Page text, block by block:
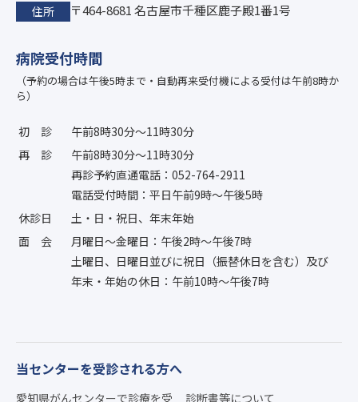
住所 〒464-8681 名古屋市千種区鹿子殿1番1号
病院受付時間
（予約の場合は午後5時まで・自動再来受付機による受付は午前8時か
ら）
初診
午前8時30分〜11時30分
再診
午前8時30分〜11時30分
再診予約直通電話：052-764-2911
電話受付時間：平日午前9時〜午後5時
休診日
土・日・祝日、年末年始
面会
月曜日〜金曜日：午後2時〜午後7時
土曜日、日曜日並びに祝日（振替休日を含む）及び
年末・年始の休日：午前10時〜午後7時
当センターを受診される方へ
愛知県がんセンターで診療を受
診断書等について